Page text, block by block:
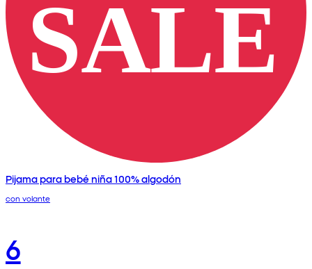
Pijama para bebé niña 100% algodón
con volante
6